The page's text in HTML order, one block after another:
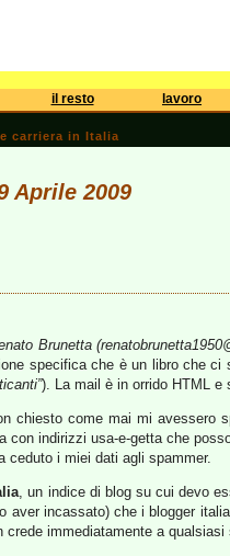
il resto lavoro
carriera in Italia
Aprile 2009
Brunetta
specifica che è un libro che
). La mail è in orrido HTML e
chiesto come mai mi avessero
indirizzi usa-e-getta che
ceduto i miei dati agli spammer.
, un indice di blog su cui devo
aver incassato) che i blogger
crede immediatamente a